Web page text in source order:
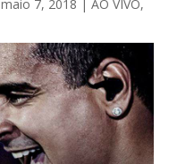
maio 7, 2018 | AO VIVO,